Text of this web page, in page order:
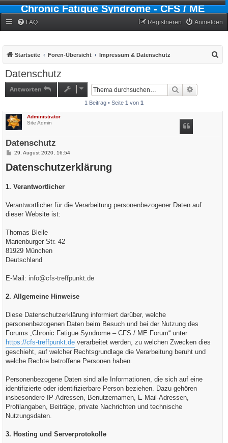
Chronic Fatigue Syndrome - CFS / ME
FAQ Anmelden
Registrieren
Startseite Foren-Übersicht Impressum & Datenschutz
Datenschutz
Antworten Suche
1 Beitrag • Seite 1 von 1
Administrator
Site Admin
Datenschutz
B
i
t
g
29. August 2020, 16:54
Datenschutzerklärung
1. Verantwortlicher
Verantwortlicher für die Verarbeitung personenbezogener Daten auf
dieser Website ist:
Thomas Bleile
Marienburger Str. 42
81929 München
Deutschland
E-Mail: info@cfs-treffpunkt.de
2. Allgemeine Hinweise
Diese Datenschutzerklärung informiert darüber, welche
personenbezogenen Daten beim Besuch und bei der Nutzung des
Forums „Chronic Fatigue Syndrome – CFS / ME Forum“ unter
https://cfs-treffpunkt.de verarbeitet werden, zu welchen Zwecken dies
geschieht, auf welcher Rechtsgrundlage die Verarbeitung beruht und
welche Rechte betroffene Personen haben.
Personenbezogene Daten sind alle Informationen, die sich auf eine
identifizierte oder identifizierbare Person beziehen. Dazu gehören
insbesondere IP-Adressen, Benutzernamen, E-Mail-Adressen,
Profilangaben, Beiträge, private Nachrichten und technische
Nutzungsdaten.
3. Hosting und Serverprotokolle